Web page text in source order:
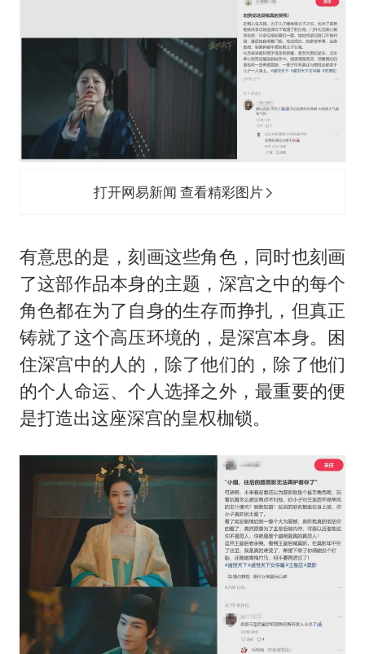
打开网易新闻 查看精彩图片
有意思的是，刻画这些角色，同时也刻画
了这部作品本身的主题，深宫之中的每个
角色都在为了自身的生存而挣扎，但真正
铸就了这个高压环境的，是深宫本身。困
住深宫中的人的，除了他们的，除了他们
的个人命运、个人选择之外，最重要的便
是打造出这座深宫的皇权枷锁。